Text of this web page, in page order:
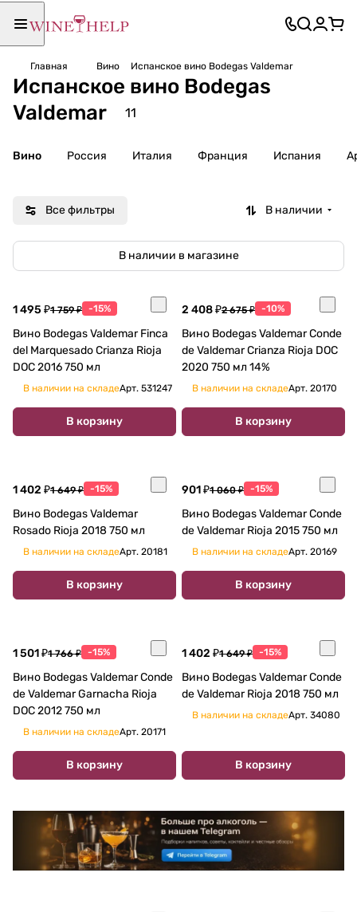
Главная Вино Испанское вино Bodegas Valdemar
Испанское вино Bodegas
Valdemar
11
Вино Россия Италия Франция Испания
Все фильтры В наличии
В наличии в магазине
1 495 ₽1 759 ₽ -15%
Вино Bodegas Valdemar Finca
del Marquesado Crianza Rioja
DOC 2016 750 мл
В наличии на складеАрт. 531247
В корзину
2 408 ₽2 675 ₽ -10%
Вино Bodegas Valdemar Conde
de Valdemar Crianza Rioja DOC
2020 750 мл 14%
В наличии на складеАрт. 20170
В корзину
1 402 ₽1 649 ₽ -15%
Вино Bodegas Valdemar
Rosado Rioja 2018 750 мл
В наличии на складеАрт. 20181
В корзину
901 ₽1 060 ₽ -15%
Вино Bodegas Valdemar Conde
de Valdemar Rioja 2015 750 мл
В наличии на складеАрт. 20169
В корзину
1 501 ₽1 766 ₽ -15%
Вино Bodegas Valdemar Conde
de Valdemar Garnacha Rioja
DOC 2012 750 мл
В наличии на складеАрт. 20171
В корзину
1 402 ₽1 649 ₽ -15%
Вино Bodegas Valdemar Conde
de Valdemar Rioja 2018 750 мл
В наличии на складеАрт. 34080
В корзину